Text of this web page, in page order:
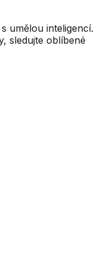
umělou inteligencí.
sledujte oblíbené